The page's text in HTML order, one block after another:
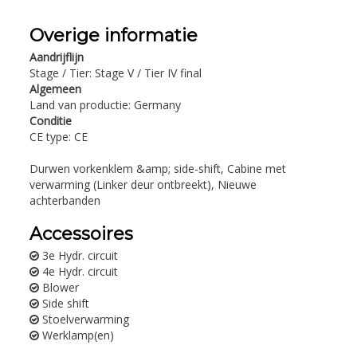
Overige informatie
Aandrijflijn
Stage / Tier: Stage V / Tier IV final
Algemeen
Land van productie: Germany
Conditie
CE type: CE
Durwen vorkenklem &amp; side-shift, Cabine met
verwarming (Linker deur ontbreekt), Nieuwe
achterbanden
Accessoires
3e Hydr. circuit
4e Hydr. circuit
Blower
Side shift
Stoelverwarming
Werklamp(en)